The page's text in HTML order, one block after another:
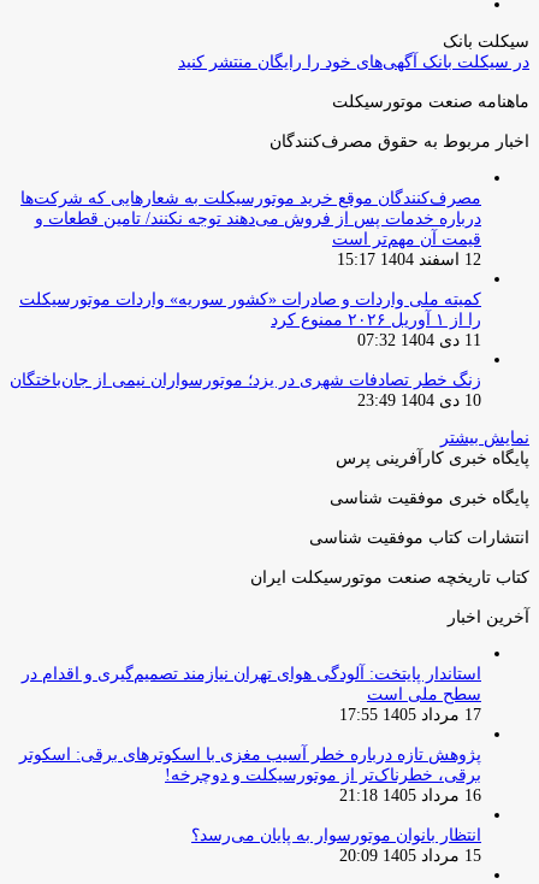
سیکلت بانک
در سیکلت بانک آگهی‌های خود را رایگان منتشر کنید
ماهنامه صنعت موتورسیکلت
اخبار مربوط به حقوق مصرف‌کنندگان
مصرف‌کنندگان موقع خرید موتورسیکلت به شعارهایی که شرکت‌ها
درباره خدمات پس از فروش می‌دهند توجه نکنند/ تامین قطعات و
قیمت آن مهم‌تر است
12 اسفند 1404 15:17
کمیته ملی واردات و صادرات «کشور سوریه» واردات موتورسیکلت
را از ۱ آوریل ۲۰۲۶ ممنوع کرد
11 دی 1404 07:32
زنگ خطر تصادفات شهری در یزد؛ موتورسواران نیمی از جان‌باختگان
10 دی 1404 23:49
نمایش بیشتر
پایگاه خبری کارآفرینی پرس
پایگاه خبری موفقیت شناسی
انتشارات کتاب موفقیت شناسی
کتاب تاریخچه صنعت موتورسیکلت ایران
آخرین اخبار
استاندار پایتخت: آلودگی هوای تهران نیازمند تصمیم‌گیری و اقدام در
سطح ملی است
17 مرداد 1405 17:55
پژوهش تازه درباره خطر آسیب مغزی با اسکوترهای برقی: اسکوتر
برقی، خطرناک‌تر از موتورسیکلت و دوچرخه!
16 مرداد 1405 21:18
انتظار بانوان موتورسوار به پایان می‌رسد؟
15 مرداد 1405 20:09